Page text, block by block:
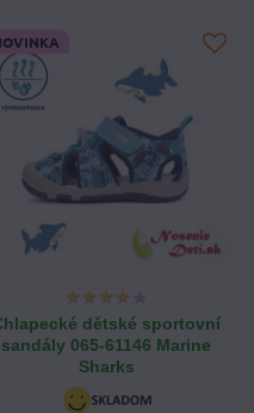
dětské sportovní
sandály 065-61146 Marine
Sharks